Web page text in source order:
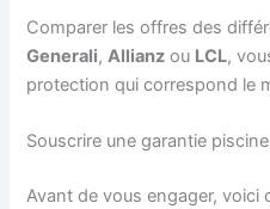
Comparer les offres des
Generali,Allianz ou LCL,
protection qui correspond le
Souscrire une garantie
Avant de vous engager, voici